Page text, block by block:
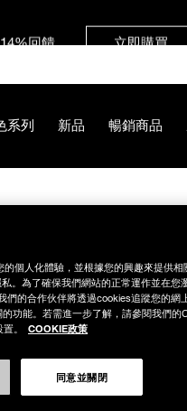
回饋 立即購買
你腮紅露 立即購買
系列 新品 暢銷商品
個人化體驗，並根據您的興趣來提供
。為了確保我們網站的正常運作並在您
的合作伙伴將透過cookies追蹤您的網
功能。若需進一步了解，請參閱我們的
。
COOKIE政策
同意並關閉